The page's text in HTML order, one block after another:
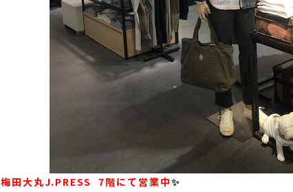
梅田大丸J.PRESS 7階にて営業中✨